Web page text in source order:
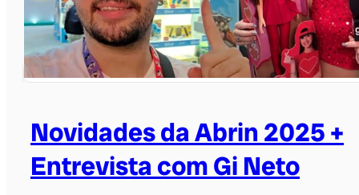
Novidades da Abrin 2025 +
Entrevista com Gi Neto